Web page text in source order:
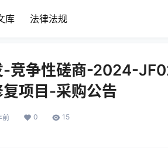
库 法律法规
-竞争性磋商-2024-
项目-采购公告
前 0 15